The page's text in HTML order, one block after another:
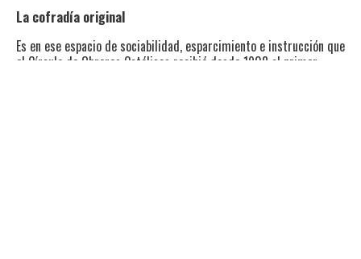
La cofradía original
Es en ese espacio de sociabilidad, esparcimiento e instrucción que
el Círculo de Obreros Católicos recibió desde 1908 al primer